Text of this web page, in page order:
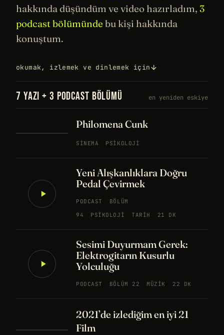
hakkında düşündüm ve video hazırladım, 3
podcast bölümünde bu kişi hakkında
konuştum.
okumak, izlemek ve dinlemek için
7 YAZI + 3 PODCAST BÖLÜMÜ en yeniden eskiye
Philomena Cunk
SINEMA PSIKOLOJI
Yeni Alışkanlıklara Doğru
Pedal Çevirmek
PODCAST
BÖLÜM
94
PSIKOLOJI TARIH 21 DK
Sesimi Duyurmam Gerek:
Elektrogitarın Kusurlu
Yolculuğu
PODCAST BÖLÜM 22 MÜZIK 22 DK
2021’de izlediğim en iyi 21
Film